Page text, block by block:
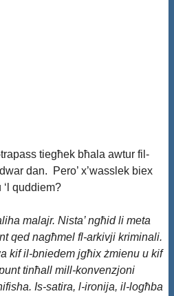
tiegħek bħala awtur fil-
dan. Pero’ x’wasslek biex
quddiem?
malajr. Nista’ ngħid li meta
qed nagħmel fl-arkivji kriminali.
kif il-bniedem jgħix żmienu u kif
tinħall mill-konvenzjoni
Is-satira, l-ironija, il-logħba